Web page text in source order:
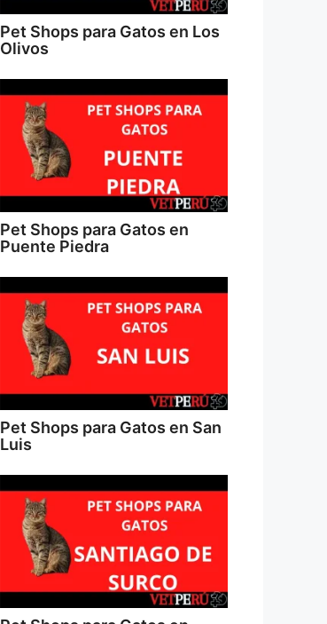
Pet Shops para Gatos en Los
Olivos
Pet Shops para Gatos en
Puente Piedra
Pet Shops para Gatos en San
Luis